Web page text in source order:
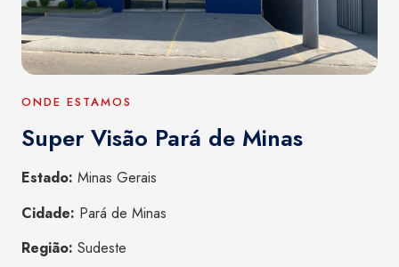
ONDE ESTAMOS
Super Visão Pará de Minas
Estado: Minas Gerais
Cidade: Pará de Minas
Região: Sudeste